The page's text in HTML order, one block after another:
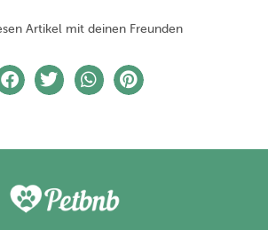
Artikel mit deinen Freunden